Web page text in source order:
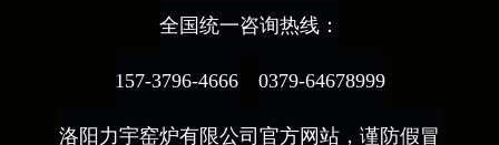
全国统一咨询热线：
157-3796-4666 0379-64678999
洛阳力宇窑炉有限公司官方网站，谨防假冒